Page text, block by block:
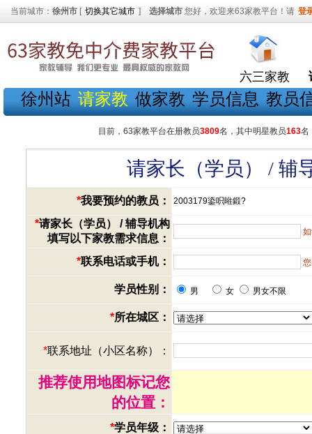
当前城市： 徐州市 [ 切换其它城市 ] 选择城市 您好，欢迎来63家教平台！请 登
六三家教
徐州站 请家教 做家教 学员信息 教员
目前，63家教平台在册教员3809名，其中明星教员163名
请家长（学员） / 辅
*我要预约的教员： 2003179鍌呮暀鍛?
*请家长（学员） / 辅导机构
填写以下家教需求信息：
*联系电话或手机：
学员性别： 男 女 男女不限
*所在城区：
*联系地址（小区名称）：
推荐使用地图标记您
的位置：
*学员年级：